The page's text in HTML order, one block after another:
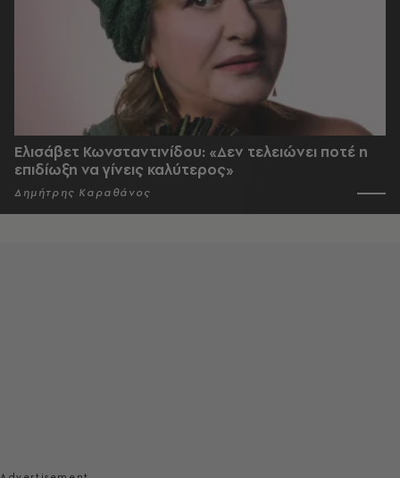
Ελισάβετ Κωνσταντινίδου: «Δεν τελειώνει ποτέ η
επιδίωξη να γίνεις καλύτερος»
Δημήτρης Καραθάνος